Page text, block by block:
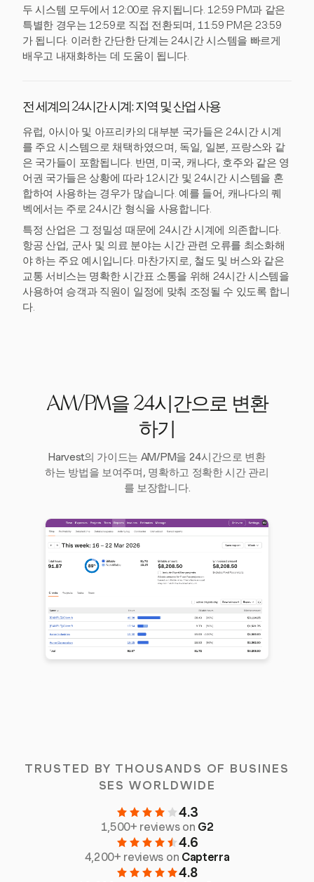
두 시스템 모두에서 12:00로 유지됩니다. 12:59 PM과 같은
특별한 경우는 12:59로 직접 전환되며, 11:59 PM은 23:59
가 됩니다. 이러한 간단한 단계는 24시간 시스템을 빠르게
배우고 내재화하는 데 도움이 됩니다.
전 세계의 24시간 시계: 지역 및 산업 사용
유럽, 아시아 및 아프리카의 대부분 국가들은 24시간 시계
를 주요 시스템으로 채택하였으며, 독일, 일본, 프랑스와 같
은 국가들이 포함됩니다. 반면, 미국, 캐나다, 호주와 같은 영
어권 국가들은 상황에 따라 12시간 및 24시간 시스템을 혼
합하여 사용하는 경우가 많습니다. 예를 들어, 캐나다의 퀘
벡에서는 주로 24시간 형식을 사용합니다.
특정 산업은 그 정밀성 때문에 24시간 시계에 의존합니다.
항공 산업, 군사 및 의료 분야는 시간 관련 오류를 최소화해
야 하는 주요 예시입니다. 마찬가지로, 철도 및 버스와 같은
교통 서비스는 명확한 시간표 소통을 위해 24시간 시스템을
사용하여 승객과 직원이 일정에 맞춰 조정될 수 있도록 합니
다.
AM/PM을 24시간으로 변환
하기
Harvest의 가이드는 AM/PM을 24시간으로 변환
하는 방법을 보여주며, 명확하고 정확한 시간 관리
를 보장합니다.
TRUSTED BY THOUSANDS OF BUSINES
SES WORLDWIDE
4.3
1,500+ reviews on G2
4.6
4,200+ reviews on Capterra
4.8